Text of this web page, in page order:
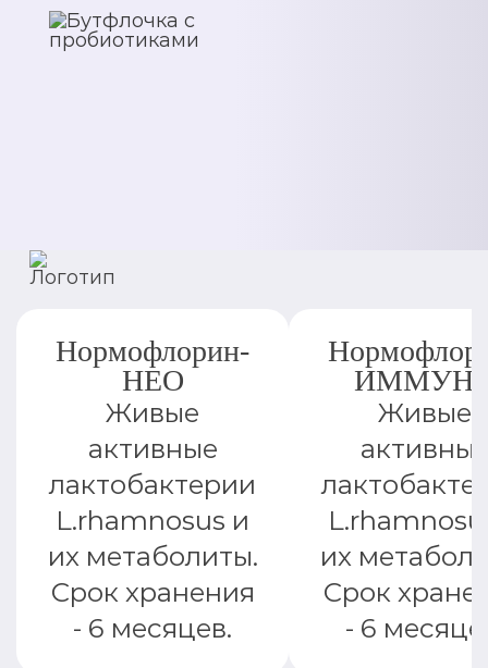
Нормофлорин-
НЕО
Живые
активные
лактобактерии
L.rhamnosus и
их метаболиты.
Срок хранения
- 6 месяцев.
Живые
их
Срок
- 6